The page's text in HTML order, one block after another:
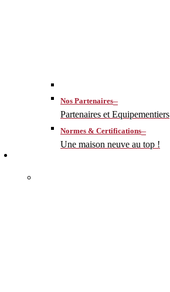
Nos Partenaires–
Partenaires et Equipementiers
Normes & Certifications–
Une maison neuve au top !